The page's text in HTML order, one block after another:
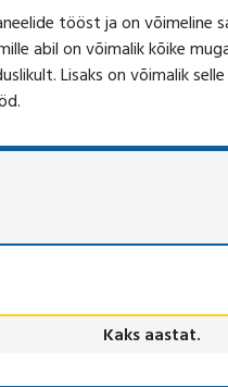
tööst ja on võimeline
abil on võimalik kõike
Lisaks on võimalik
Kaks aastat.